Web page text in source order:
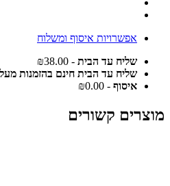
אפשרויות איסוף ומשלוח
שליח עד הבית - ₪38.00
שליח עד הבית חינם בהזמנות מעל 299 שח
איסוף - ₪0.00
מוצרים קשורים